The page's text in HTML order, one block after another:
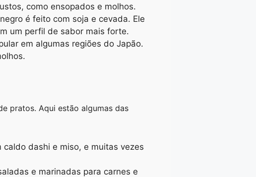
como ensopados e molhos.
é feito com soja e cevada. Ele
um perfil de sabor mais forte.
em algumas regiões do Japão.
pratos. Aqui estão algumas das
dashi e miso, e muitas vezes
e marinadas para carnes e